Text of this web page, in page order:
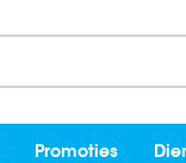
Promoties